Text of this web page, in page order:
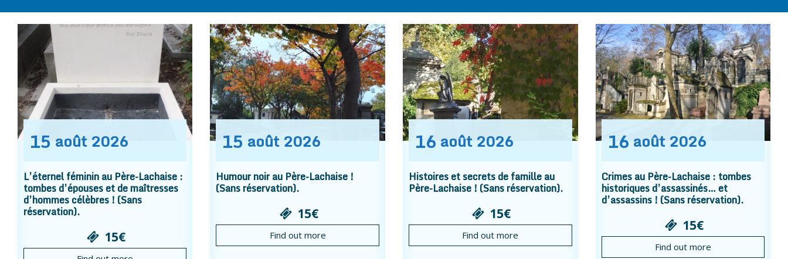
15 août 2026
L’éternel féminin au Père-Lachaise :
tombes d’épouses et de maîtresses
d’hommes célèbres ! (Sans
réservation).
15€
15 août 2026
Humour noir au Père-Lachaise !
(Sans réservation).
15€
Find out more
16 août 2026
Histoires et secrets de famille au
Père-Lachaise ! (Sans réservation).
15€
Find out more
16 août 2026
Crimes au Père-Lachaise : tombes
historiques d’assassinés… et
d’assassins ! (Sans réservation).
15€
Find out more